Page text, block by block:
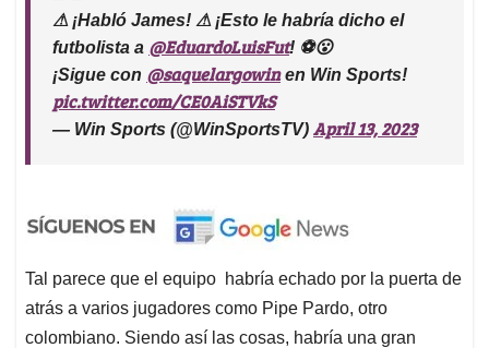
⚠ ¡Habló James! ⚠ ¡Esto le habría dicho el
futbolista a @EduardoLuisFut! ⚽😮
¡Sigue con @saquelargowinen Win Sports!
pic.twitter.com/CE0AiSTVkS
— Win Sports (@WinSportsTV) April 13, 2023
Tal parece que el equipo habría echado por la puerta de
atrás a varios jugadores como Pipe Pardo, otro
colombiano. Siendo así las cosas, habría una gran